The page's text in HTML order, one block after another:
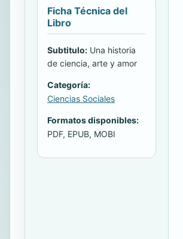
Ficha Técnica del
Libro
Subtitulo: Una historia
de ciencia, arte y amor
Categoría:
Ciencias Sociales
Formatos disponibles:
PDF, EPUB, MOBI